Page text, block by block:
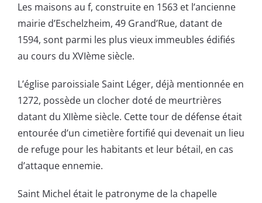
Les maisons au f, construite en 1563 et l’ancienne
mairie d’Eschelzheim, 49 Grand’Rue, datant de
1594, sont parmi les plus vieux immeubles édifiés
au cours du XVIème siècle.
L’église paroissiale Saint Léger, déjà mentionnée en
1272, possède un clocher doté de meurtrières
datant du XIIème siècle. Cette tour de défense était
entourée d’un cimetière fortifié qui devenait un lieu
de refuge pour les habitants et leur bétail, en cas
d’attaque ennemie.
Saint Michel était le patronyme de la chapelle